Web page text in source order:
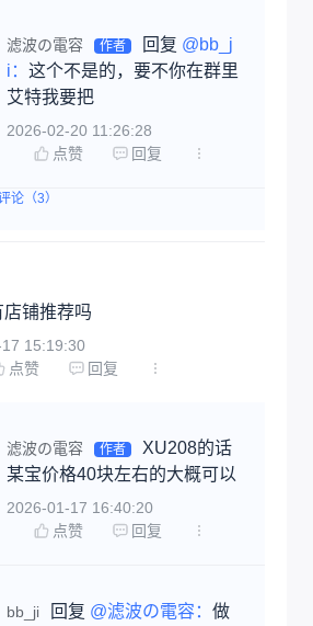
滤波の電容 作者 回复 @bb_j
i： 这个不是的，要不你在群里
艾特我要把
2026-02-20 11:26:28
点赞
回复
论（3）
铺推荐吗
15:19:30
点赞 回复
滤波の電容 作者
XU208的话
某宝价格40块左右的大概可以
2026-01-17 16:40:20
点赞
回复
bb_ji 回复 @滤波の電容： 做